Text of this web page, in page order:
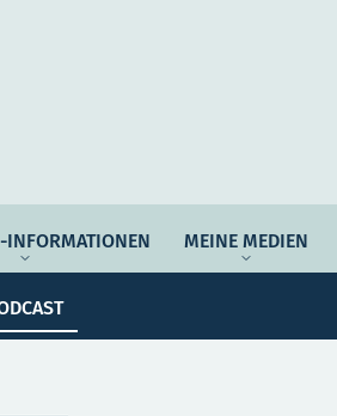
INFORMATIONEN MEINE MEDIEN
Dossiers Previews
Änderungsmeldungen